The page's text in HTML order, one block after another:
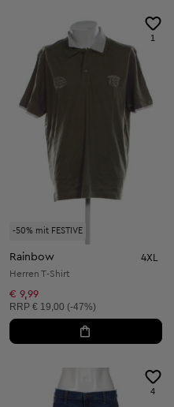
-50% mit FESTIVE
1
Rainbow 4XL
Herren T-Shirt
€ 9,99
Unverbindliche Preisempfehlung:
RRP € 19,00 (-47%)
4